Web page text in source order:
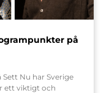
på
Nu har Sverige
ett viktigt och